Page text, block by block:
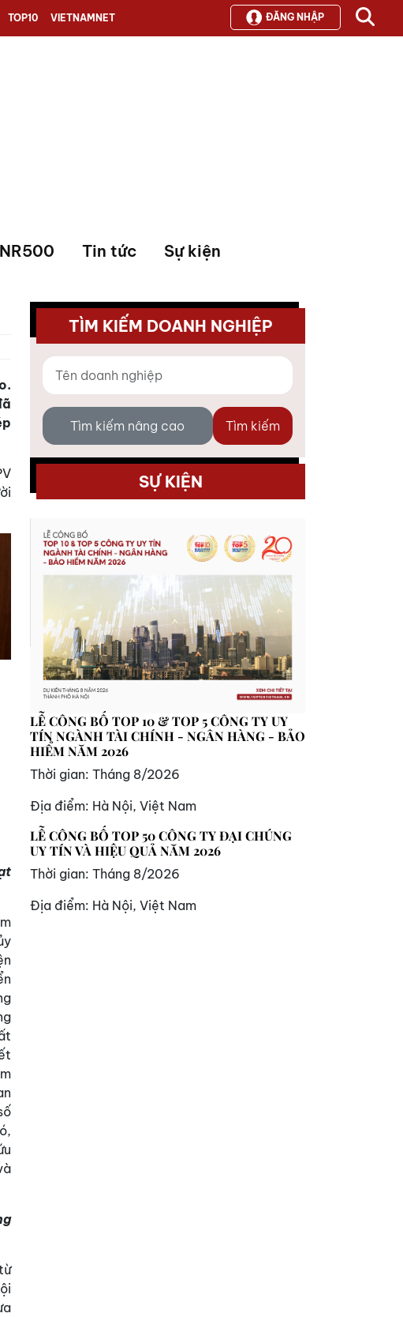
TOP10 VIETNAMNET ĐĂNG NHẬP
Tin tức Sự kiện
TÌM KIẾM DOANH NGHIỆP
Tìm kiếm nâng cao Tìm kiếm
SỰ KIỆN
LỄ CÔNG BỐ TOP 10 & TOP 5 CÔNG TY UY
TÍN NGÀNH TÀI CHÍNH - NGÂN HÀNG - BẢO
HIỂM NĂM 2026
Thời gian: Tháng 8/2026
Địa điểm: Hà Nội, Việt Nam
LỄ CÔNG BỐ TOP 50 CÔNG TY ĐẠI CHÚNG
UY TÍN VÀ HIỆU QUẢ NĂM 2026
Thời gian: Tháng 8/2026
Địa điểm: Hà Nội, Việt Nam